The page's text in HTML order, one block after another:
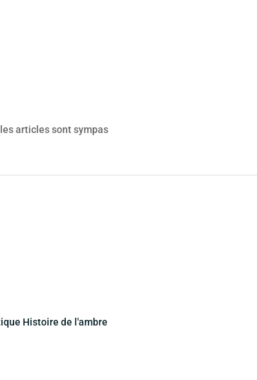
articles sont sympas
Histoire de l'ambre